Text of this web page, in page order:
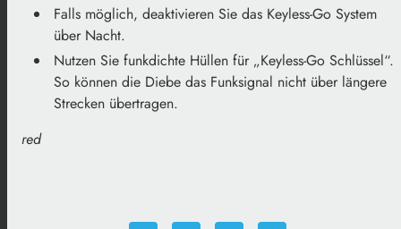
Falls möglich, deaktivieren Sie das Keyless-Go System
über Nacht.
Nutzen Sie funkdichte Hüllen für „Keyless-Go Schlüssel“.
So können die Diebe das Funksignal nicht über längere
Strecken übertragen.
red